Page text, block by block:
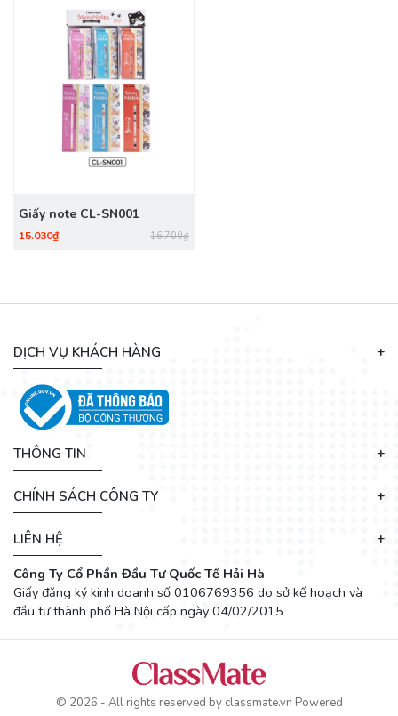
Giấy note CL-SN001
15.030₫ 16.700₫
DỊCH VỤ KHÁCH HÀNG
THÔNG TIN
CHÍNH SÁCH CÔNG TY
LIÊN HỆ
Công Ty Cổ Phần Đầu Tư Quốc Tế Hải Hà
Giấy đăng ký kinh doanh số 0106769356 do sở kế hoạch và
đầu tư thành phố Hà Nội cấp ngày 04/02/2015
© 2026 - All rights reserved by classmate.vn Powered